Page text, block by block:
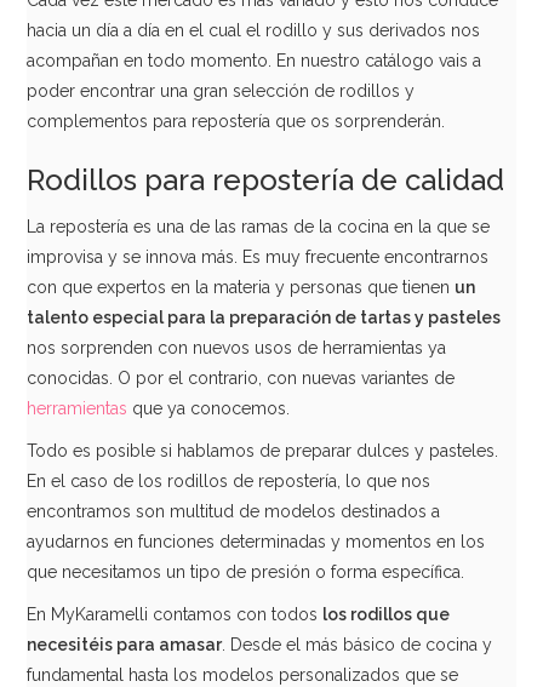
hacia un día a día en el cual el rodillo y sus derivados nos
acompañan en todo momento. En nuestro catálogo vais a
poder encontrar una gran selección de rodillos y
complementos para repostería que os sorprenderán.
Rodillos para repostería de calidad
La repostería es una de las ramas de la cocina en la que se
improvisa y se innova más. Es muy frecuente encontrarnos
con que expertos en la materia y personas que tienen un
talento especial para la preparación de tartas y pasteles
nos sorprenden con nuevos usos de herramientas ya
conocidas. O por el contrario, con nuevas variantes de
herramientas que ya conocemos.
Todo es posible si hablamos de preparar dulces y pasteles.
En el caso de los rodillos de repostería, lo que nos
encontramos son multitud de modelos destinados a
ayudarnos en funciones determinadas y momentos en los
que necesitamos un tipo de presión o forma específica.
En MyKaramelli contamos con todos los rodillos que
necesitéis para amasar. Desde el más básico de cocina y
fundamental hasta los modelos personalizados que se